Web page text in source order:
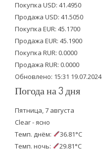
t
e
r
b
o
o
k
u
b
e
Покупка USD: 41.4950
Продажа USD: 41.5050
Покупка EUR: 45.1700
Продажа EUR: 45.1900
Покупка RUR: 0.0000
Продажа RUR: 0.0000
Обновлено: 15:31 19.07.2024
Погода на 3 дня
Пятница, 7 августа
Clear - ясно
Темп. днём:
36.81°C
Темп. ночь:
29.81°C